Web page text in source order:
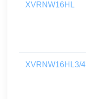
XVRNW16HL
XVRNW16HL3/4